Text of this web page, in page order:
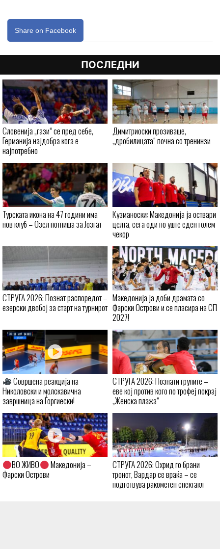
Share on Facebook
ПОСЛЕДНИ
Словенија „гази“ се пред себе,
Германија најдобра кога е
најпотребно
Димитриоски прозиваше,
„дробилицата“ почна со тренинзи
Турската икона на 47 години има
нов клуб – Озел потпиша за Јозгат
Кузманоски: Македонија ја оствари
целта, сега оди по уште еден голем
чекор
СТРУГА 2026: Познат распоредот –
езерски двобој за старт на турнирот
Македонија ја доби драмата со
Фарски Острови и се пласира на СП
2027!
Совршена реакција на
Николовски и молскавична
завршница на Ѓоргиески!
СТРУГА 2026: Познати групите –
еве кој против кого по трофеј покрај
„Женска плажа“
ВО ЖИВО
Македонија –
Фарски Острови
СТРУГА 2026: Охрид го брани
тронот, Вардар се враќа – се
подготвува ракометен спектакл